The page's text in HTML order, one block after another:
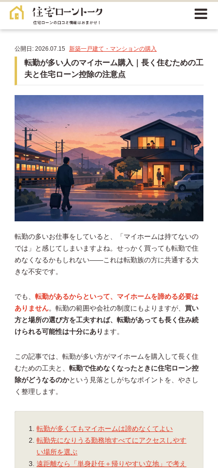
公開日: 2026.07.15 新築一戸建て・マンションの購入
転勤が多い人のマイホーム購入｜長く住むための工
夫と住宅ローン控除の注意点
転勤の多いお仕事をしていると、「マイホームは持てないの
では」と感じてしまいますよね。せっかく買っても転勤で住
めなくなるかもしれない——これは転勤族の方に共通する大
きな不安です。
でも、 転勤があるからといって、マイホームを諦める必要は
ありません。転勤の範囲や会社の制度にもよりますが、 買い
方と場所の選び方を工夫すれば、転勤があっても長く住み続
けられる可能性は十分にあり ます。
この記事では、転勤が多い方がマイホームを購入して長く住
むための工夫と、 転勤で住めなくなったときに住宅ローン控
除がどうなるのかという見落としがちなポイントを、やさし
く整理します。
転勤が多くてもマイホームは諦めなくてよい
転勤先になりうる勤務地すべてにアクセスしやす
い場所を選ぶ
遠距離なら「単身赴任＋帰りやすい立地」で考え